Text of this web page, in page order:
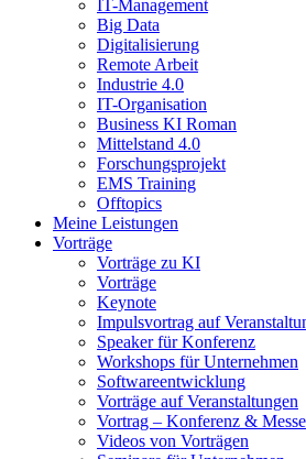
IT-Management
Big Data
Digitalisierung
Remote Arbeit
Industrie 4.0
IT-Organisation
Business KI Roman
Mittelstand 4.0
Forschungsprojekt
EMS Training
Offtopics
Meine Leistungen
Vorträge
Vorträge zu KI
Vorträge
Keynote
Impulsvortrag auf
Speaker für Konferenz
Workshops für Unternehmen
Softwareentwicklung
Vorträge auf Veranstaltungen
Vortrag – Konferenz & Messe
Videos von Vorträgen